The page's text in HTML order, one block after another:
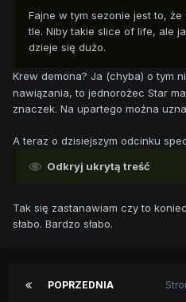
Fajne w tym sezonie jest to,
tle. Niby takie slice of life, ale
dzieje się dużo.
Krew demona? Ja (chyba) o tym
nawiązania, to jednorożec Star
znaczek. Na upartego można
A teraz o dzisiejszym odcinku
Odkryj ukrytą treść
Tak się zastanawiam czy to
słabo. Bardzo słabo.
POPRZEDNIA